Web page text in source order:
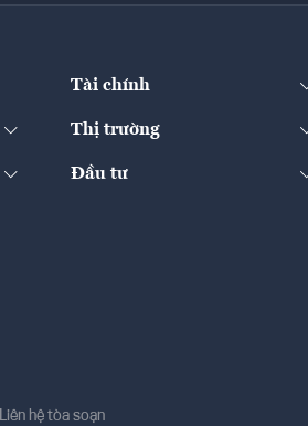
Tài chính
Thị trường
Đầu tư
Liên hệ tòa soạn